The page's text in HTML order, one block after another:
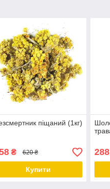
піщаний (1кг)
₴ 620 ₴
Купити
288